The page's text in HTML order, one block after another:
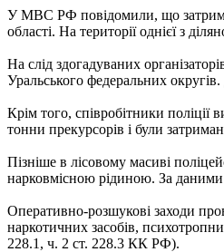
У МВС РФ повідомили, що
області. На території однієї з
На слід здогадуваних
Уральського федеральних
Крім того, співробітники
тонни прекурсорів і були
Пізніше в лісовому масиві
нарковмісною рідиною. За даними
Оперативно-розшукові заходи
наркотичних засобів,
228.1, ч. 2 ст. 228.3 КК РФ).